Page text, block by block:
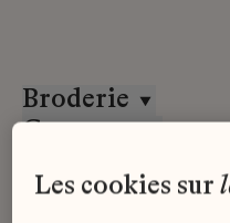
Broderie
Goossens
les cookies sur